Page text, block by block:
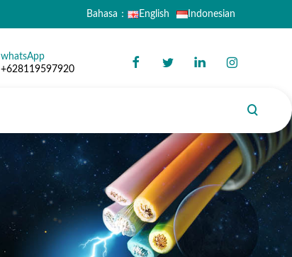
Bahasa： English Indonesian
whatsApp
+628119597920